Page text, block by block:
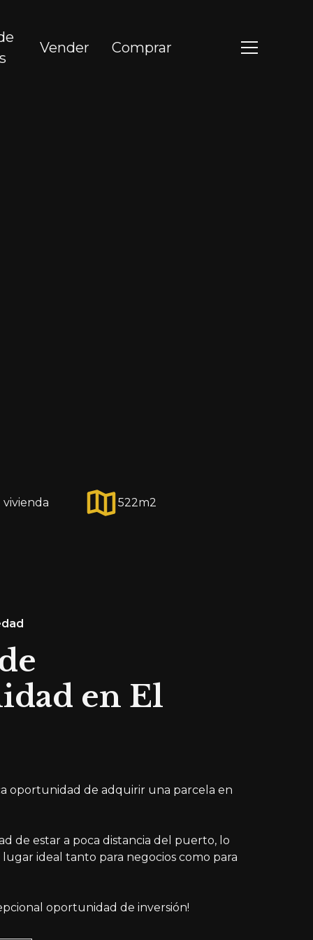
Vender Comprar
522m2
en El
oportunidad de adquirir una parcela en
de estar a poca distancia del puerto, lo
ideal tanto para negocios como para
oportunidad de inversión!